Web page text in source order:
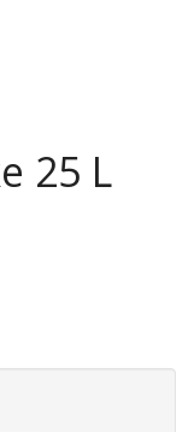
25 L